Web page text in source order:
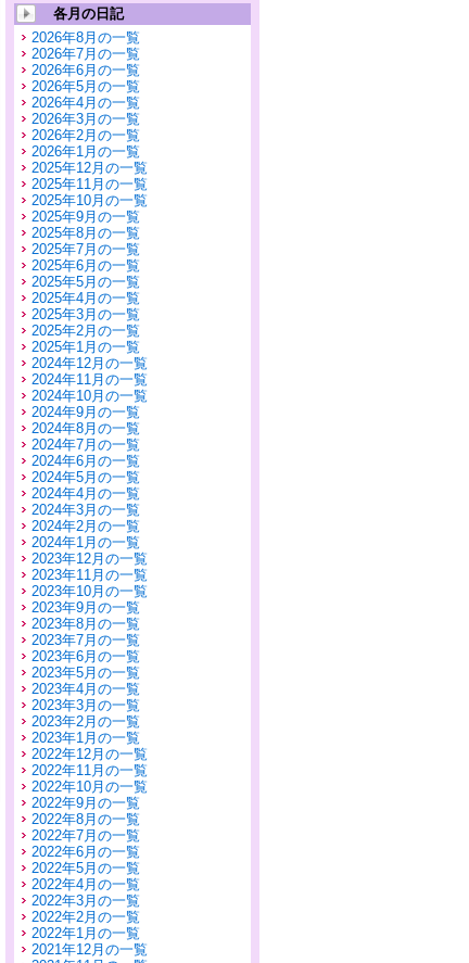
各月の日記
2026年8月の一覧
2026年7月の一覧
2026年6月の一覧
2026年5月の一覧
2026年4月の一覧
2026年3月の一覧
2026年2月の一覧
2026年1月の一覧
2025年12月の一覧
2025年11月の一覧
2025年10月の一覧
2025年9月の一覧
2025年8月の一覧
2025年7月の一覧
2025年6月の一覧
2025年5月の一覧
2025年4月の一覧
2025年3月の一覧
2025年2月の一覧
2025年1月の一覧
2024年12月の一覧
2024年11月の一覧
2024年10月の一覧
2024年9月の一覧
2024年8月の一覧
2024年7月の一覧
2024年6月の一覧
2024年5月の一覧
2024年4月の一覧
2024年3月の一覧
2024年2月の一覧
2024年1月の一覧
2023年12月の一覧
2023年11月の一覧
2023年10月の一覧
2023年9月の一覧
2023年8月の一覧
2023年7月の一覧
2023年6月の一覧
2023年5月の一覧
2023年4月の一覧
2023年3月の一覧
2023年2月の一覧
2023年1月の一覧
2022年12月の一覧
2022年11月の一覧
2022年10月の一覧
2022年9月の一覧
2022年8月の一覧
2022年7月の一覧
2022年6月の一覧
2022年5月の一覧
2022年4月の一覧
2022年3月の一覧
2022年2月の一覧
2022年1月の一覧
2021年12月の一覧